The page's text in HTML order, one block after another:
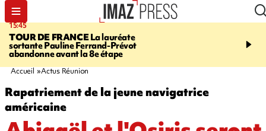
15:45
TOUR DE FRANCELa lauréate
sortante Pauline Ferrand-Prévot
abandonne avant la 8e étape
20:17
routière, concours de
Accueil Actus Réunion
Rapatriement de la jeune navigatrice
américaine